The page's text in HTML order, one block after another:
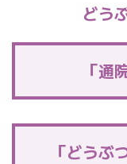
どう
「通
「どうぶ